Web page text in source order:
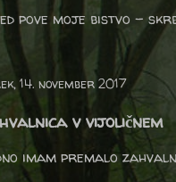
pove moje bistvo
14. november 2017
v vijoličnem
imam premalo